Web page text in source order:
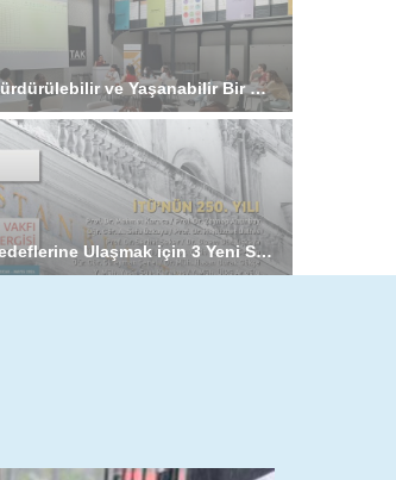
Daha Sürdürülebilir ve Yaşanabilir Bir Caferağa’yı Birlikte Tasarlamak
İklim Hedeflerine Ulaşmak için 3 Yeni Stratejik Belge: Türkiye Bina Sektörü Karbonsuzlaşma Yol Haritası ve Yerel Eylem Planları